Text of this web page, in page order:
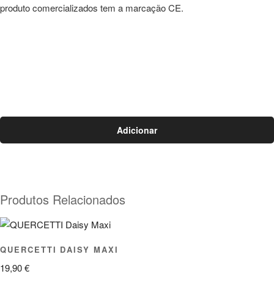
produto comercializados tem a marcação CE.
Adicionar
Produtos Relacionados
QUERCETTI DAISY MAXI
19,90€